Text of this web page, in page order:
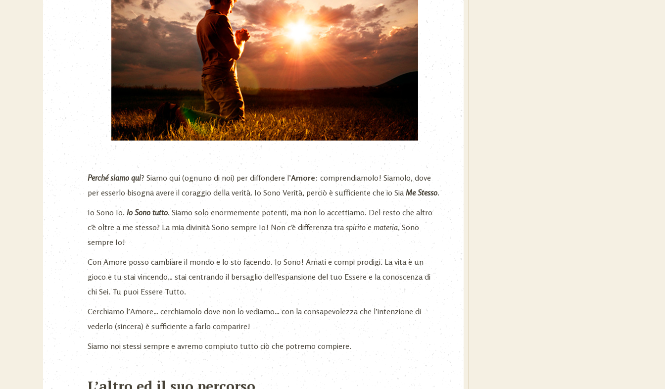
Perché siamo qui? Siamo qui (ognuno di noi) per diffondere l’Amore: comprendiamolo! Siamolo, dove
per esserlo bisogna avere il coraggio della verità. Io Sono Verità, perciò è sufficiente che io SiaMe Stesso.
Io Sono Io. Io Sono tutto. Siamo solo enormemente potenti, ma non lo accettiamo. Del resto che altro
c’è oltre a me stesso? La mia divinità Sono sempre Io! Non c’è differenza traspiritoe materia, Sono
sempre Io!
Con Amore posso cambiare il mondo e lo sto facendo. Io Sono! Amati e compi prodigi. La vita è un
gioco e tu stai vincendo… stai centrando il bersaglio dell’espansione del tuo Essere e la conoscenza di
chi Sei. Tu puoi Essere Tutto.
Cerchiamo l’Amore… cerchiamolo dove non lo vediamo… con la consapevolezza che l’intenzione di
vederlo (sincera) è sufficiente a farlo comparire!
Siamo noi stessi sempre e avremo compiuto tutto ciò che potremo compiere.